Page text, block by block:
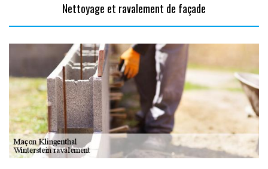
Nettoyage et ravalement de façade